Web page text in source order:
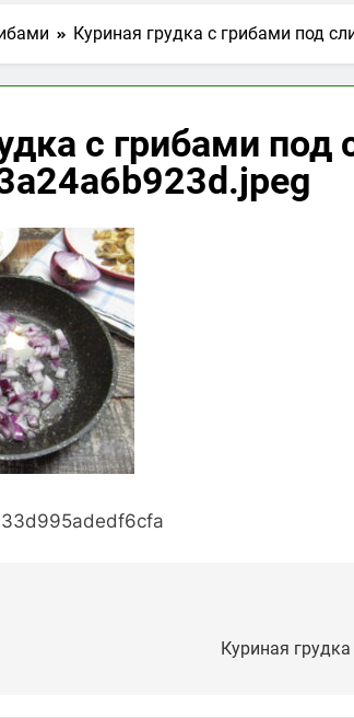
Куриная грудка с грибами под
с грибами
Куриная